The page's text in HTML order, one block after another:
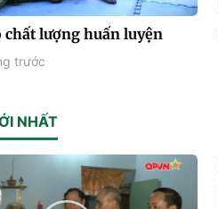
chất lượng huấn luyện
trước
NHẤT